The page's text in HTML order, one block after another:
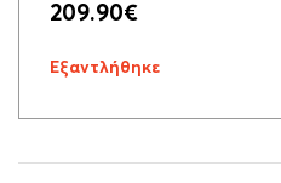
209.90€
Εξαντλήθηκε